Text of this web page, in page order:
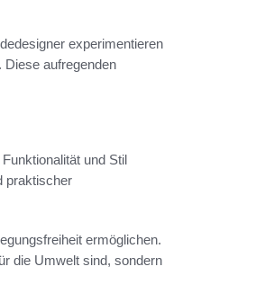
experimentieren
Diese aufregenden
und Stil
praktischer
ermöglichen.
die Umwelt sind, sondern